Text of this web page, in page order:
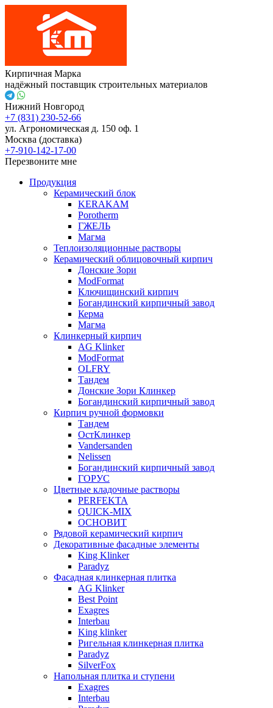
Кирпичная Марка
надёжный поставщик строительных материалов
Нижний Новгород
+7 (831) 230-52-66
ул. Агрономическая д. 150 оф. 1
Москва (доставка)
+7-910-142-17-00
Перезвоните мне
Продукция
Керамический блок
KERAKAM
Porotherm
ГЖЕЛЬ
Магма
Теплоизоляционные растворы
Керамический облицовочный кирпич
Донские Зори
ModFormat
Ключищинский кирпич
Богандинский кирпичный завод
Керма
Магма
Клинкерный кирпич
AG Klinker
ModFormat
OLFRY
Тандем
Донские Зори Клинкер
Богандинский кирпичный завод
Кирпич ручной формовки
Тандем
ОстКлинкер
Vandersanden
Nelissen
Богандинский кирпичный завод
ГОРУС
Цветные кладочные растворы
PERFEKTA
QUICK-MIX
ОСНОВИТ
Рядовой керамический кирпич
Декоративные фасадные элементы
King Klinker
Paradyz
Фасадная клинкерная плитка
AG Klinker
Best Point
Exagres
Interbau
King klinker
Ригельная клинкерная плитка
Paradyz
SilverFox
Напольная плитка и ступени
Exagres
Interbau